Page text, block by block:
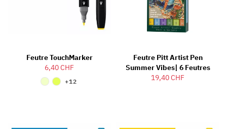
Feutre TouchMarker
6,40 CHF
+12
Feutre Pitt Artist Pen
Summer Vibes| 6 Feutres
19,40 CHF